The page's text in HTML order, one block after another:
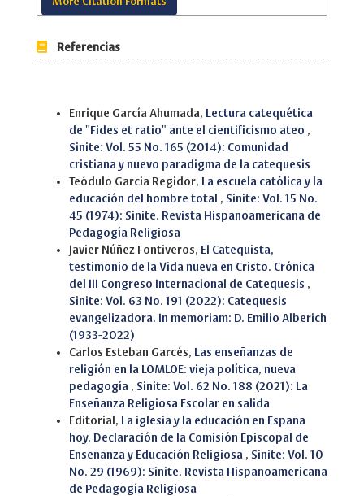
Referencias
Enrique García Ahumada,
Lectura catequética
de "Fides et ratio" ante el cientificismo ateo ,
Sinite: Vol. 55 No. 165 (2014): Comunidad
cristiana y nuevo paradigma de la catequesis
Teódulo Garcia Regidor,
La escuela católica y la
educación del hombre total , Sinite: Vol. 15 No.
45 (1974): Sinite. Revista Hispanoamericana de
Pedagogía Religiosa
Javier Núñez Fontiveros, El Catequista,
testimonio de la Vida nueva en Cristo. Crónica
del III Congreso Internacional de Catequesis ,
Sinite: Vol. 63 No. 191 (2022): Catequesis
evangelizadora. In memoriam: D. Emilio Alberich
(1933-2022)
Carlos Esteban Garcés,
Las enseñanzas de
religión en la LOMLOE: vieja política, nueva
pedagogía , Sinite: Vol. 62 No. 188 (2021): La
Enseñanza Religiosa Escolar en salida
Editorial,
La iglesia y la educación en España
hoy. Declaración de la Comisión Episcopal de
Enseñanza y Educación Religiosa , Sinite: Vol. 10
No. 29 (1969): Sinite. Revista Hispanoamericana
de Pedagogía Religiosa